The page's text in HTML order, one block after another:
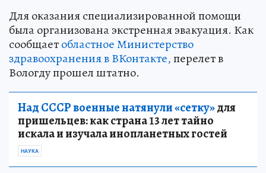
Для оказания специализированной помощи
была организована экстренная эвакуация. Как
сообщаетобластное Министерство
здравоохранения в ВКонтакте,перелет в
Вологду прошел штатно.
Над СССР военные натянули «сетку»для
пришельцев: как страна 13 лет тайно
искала и изучала инопланетных гостей
НАУКА